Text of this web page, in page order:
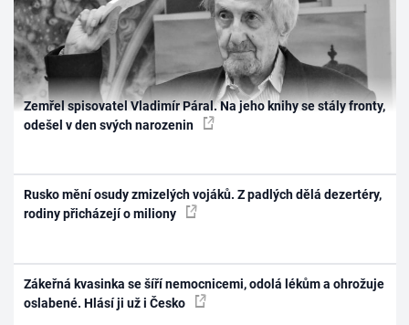
Zemřel spisovatel Vladimír Páral. Na jeho knihy se stály fronty,
odešel v den svých narozenin
Rusko mění osudy zmizelých vojáků. Z padlých dělá dezertéry,
rodiny přicházejí o miliony
Zákeřná kvasinka se šíří nemocnicemi, odolá lékům a ohrožuje
oslabené. Hlásí ji už i Česko